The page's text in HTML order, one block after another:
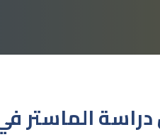
الماستر